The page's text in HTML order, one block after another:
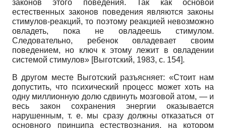
законов этого поведения. Так как основой
естественных законов поведения являются законы
стимулов-реакций, то поэтому реакцией невозможно
овладеть, пока не овладеешь стимулом.
Следовательно, ребенок овладевает своим
поведением, но ключ к этому лежит в овладении
системой стимулов» [Выготский, 1983, с. 154].
В другом месте Выготский разъясняет: «Стоит нам
допустить, что психический процесс может хоть на
одну миллионную долю сдвинуть мозговой атом, — и
весь закон сохранения энергии оказывается
нарушенным, т. е. мы сразу должны отказаться от
основного принципа естествознания, на котором